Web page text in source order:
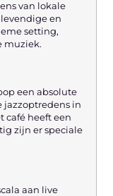
van lokale
en
setting,
muziek.
een absolute
jazzoptredens in
café heeft een
zijn er speciale
aan live